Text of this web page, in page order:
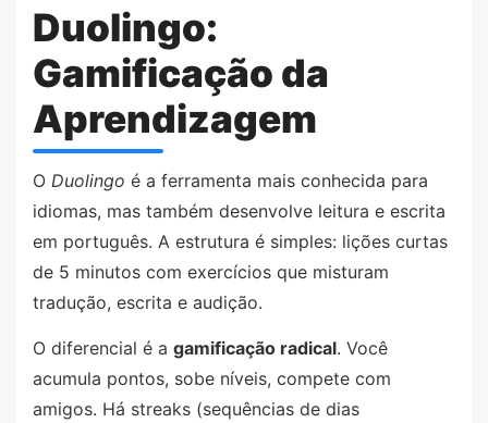
Duolingo:
Gamificação da
Aprendizagem
O Duolingo é a ferramenta mais conhecida para
idiomas, mas também desenvolve leitura e escrita
em português. A estrutura é simples: lições curtas
de 5 minutos com exercícios que misturam
tradução, escrita e audição.
O diferencial é a gamificação radical. Você
acumula pontos, sobe níveis, compete com
amigos. Há streaks (sequências de dias